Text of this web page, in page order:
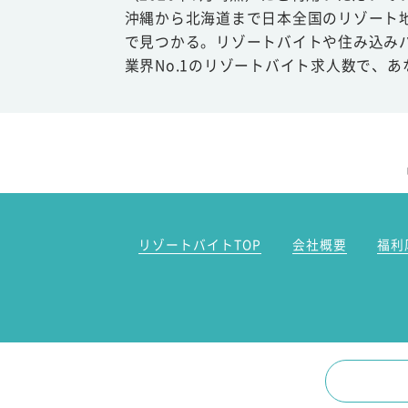
沖縄から北海道まで日本全国のリゾー
で見つかる。リゾートバイトや住み込
業界No.1のリゾートバイト求人数で、
リゾートバイトTOP 会社概要 福利